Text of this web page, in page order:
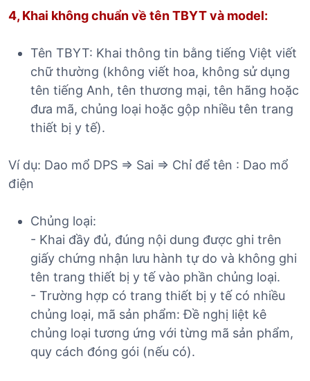
4, Khai không chuẩn về tên TBYT và model:
Tên TBYT: Khai thông tin bằng tiếng Việt viết
chữ thường (không viết hoa, không sử dụng
tên tiếng Anh, tên thương mại, tên hãng hoặc
đưa mã, chủng loại hoặc gộp nhiều tên trang
thiết bị y tế).
Ví dụ: Dao mổ DPS => Sai => Chỉ để tên : Dao mổ
điện
Chủng loại:
- Khai đầy đủ, đúng nội dung được ghi trên
giấy chứng nhận lưu hành tự do và không ghi
tên trang thiết bị y tế vào phần chủng loại.
- Trường hợp có trang thiết bị y tế có nhiều
chủng loại, mã sản phẩm: Đề nghị liệt kê
chủng loại tương ứng với từng mã sản phẩm,
quy cách đóng gói (nếu có).